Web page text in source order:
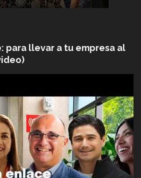
para llevar a tu empresa al